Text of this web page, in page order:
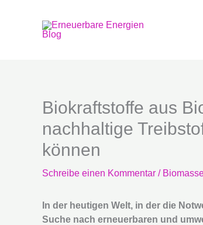
Biokraftstoffe aus
nachhaltige
können
Schreibe einen Kommentar /
In der heutigen Welt, in der die
Suche nach erneuerbaren und